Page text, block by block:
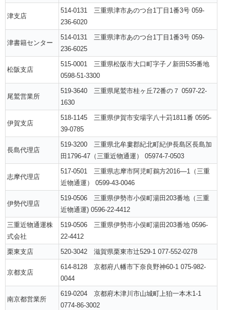
津支店
514-0131 三重県津市あのつ台1丁目1番3号 059-
236-6020
津書籍センター
514-0131 三重県津市あのつ台1丁目1番3号 059-
236-6025
松阪支店
515-0001 三重県松阪市大口町字子ノ新田535番地
0598-51-3300
尾鷲営業所
519-3640 三重県尾鷲市桂ヶ丘72番の７ 0597-22-
1630
伊賀支店
518-1145 三重県伊賀市安場字八十苅1811番 0595-
39-0785
長島代理店
519-3200 三重県北牟婁郡紀北町紀伊長島区長島加
田1796-47（三重近物通運） 05974-7-0503
志摩代理店
517-0501 三重県志摩市阿児町鵜方2016―1（三重
近物通運） 0599-43-0046
伊勢代理店
519-0506 三重県伊勢市小俣町湯田203番地（三重
近物通運) 0596-22-4412
三重近物通運株
式会社
519-0506 三重県伊勢市小俣町湯田203番地 0596-
22-4412
栗東支店
520-3042 滋賀県栗東市辻529-1 077-552-0278
京都支店
614-8128 京都府八幡市下奈良野神60-1 075-982-
0044
南京都営業所
619-0204 京都府木津川市山城町上狛一本木1-1
0774-86-3002